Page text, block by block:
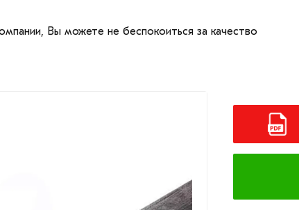
Вы можете не беспокоиться за качество